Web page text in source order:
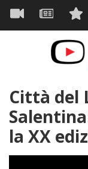
Salta
contenuto
principale
Città del
la XX